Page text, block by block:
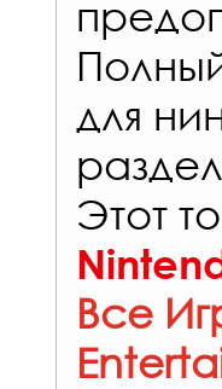
для
Этот
Все